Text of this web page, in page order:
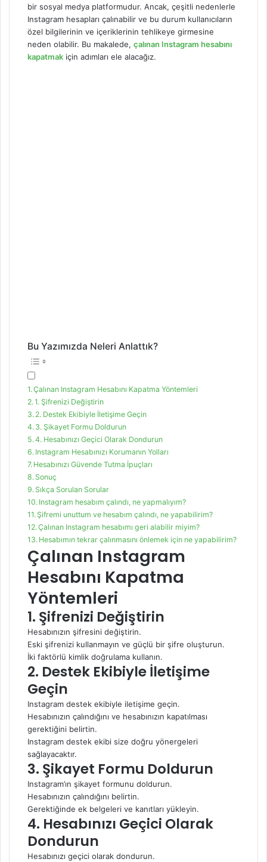
bir sosyal medya platformudur. Ancak, çeşitli nedenlerle
Instagram hesapları çalınabilir ve bu durum kullanıcıların
özel bilgilerinin ve içeriklerinin tehlikeye girmesine
neden olabilir. Bu makalede, çalınan Instagram hesabını
kapatmak için adımları ele alacağız.
Bu Yazımızda Neleri Anlattık?
Çalınan Instagram Hesabını Kapatma Yöntemleri
1. Şifrenizi Değiştirin
2. Destek Ekibiyle İletişime Geçin
3. Şikayet Formu Doldurun
4. Hesabınızı Geçici Olarak Dondurun
Instagram Hesabınızı Korumanın Yolları
Hesabınızı Güvende Tutma İpuçları
Sonuç
Sıkça Sorulan Sorular
Instagram hesabım çalındı, ne yapmalıyım?
Şifremi unuttum ve hesabım çalındı, ne yapabilirim?
Çalınan Instagram hesabımı geri alabilir miyim?
Hesabımın tekrar çalınmasını önlemek için ne yapabilirim?
Çalınan Instagram
Hesabını Kapatma
Yöntemleri
1. Şifrenizi Değiştirin
Hesabınızın şifresini değiştirin.
Eski şifrenizi kullanmayın ve güçlü bir şifre oluşturun.
İki faktörlü kimlik doğrulama kullanın.
2. Destek Ekibiyle İletişime
Geçin
Instagram destek ekibiyle iletişime geçin.
Hesabınızın çalındığını ve hesabınızın kapatılması
gerektiğini belirtin.
Instagram destek ekibi size doğru yönergeleri
sağlayacaktır.
3. Şikayet Formu Doldurun
Instagram’ın şikayet formunu doldurun.
Hesabınızın çalındığını belirtin.
Gerektiğinde ek belgeleri ve kanıtları yükleyin.
4. Hesabınızı Geçici Olarak
Dondurun
Hesabınızı geçici olarak dondurun.